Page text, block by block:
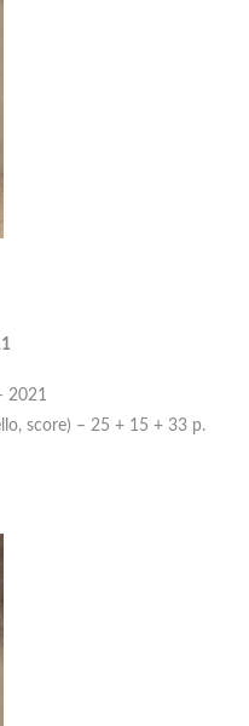
2021
score) – 25 + 15 + 33 p.